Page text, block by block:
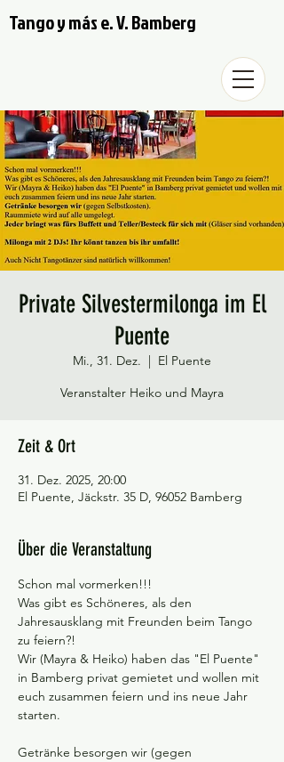
Tango y más e. V. Bamberg
Private Silvestermilonga im El
Puente
Mi., 31. Dez.
  |
El Puente
Veranstalter Heiko und Mayra
Zeit & Ort
31. Dez. 2025, 20:00
El Puente, Jäckstr. 35 D, 96052 Bamberg
Über die Veranstaltung
Schon mal vormerken!!!
Was gibt es Schöneres, als den
Jahresausklang mit Freunden beim Tango
zu feiern?!
Wir (Mayra & Heiko) haben das "El Puente"
in Bamberg privat gemietet und wollen mit
euch zusammen feiern und ins neue Jahr
starten.
Getränke besorgen wir (gegen